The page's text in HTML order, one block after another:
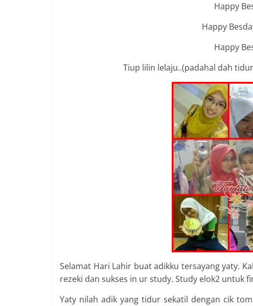
Happy
Happy
Happy
Tiup lilin lelaju..(padahal dah
Selamat Hari Lahir buat adikku tersayang yaty.
rezeki dan sukses in ur study. Study elok2 untuk
Yaty nilah adik yang tidur sekatil dengan cik